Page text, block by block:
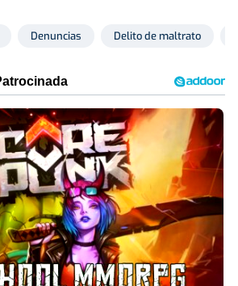
Denuncias Delito de maltrato